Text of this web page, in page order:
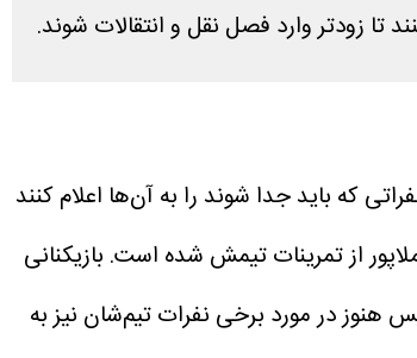
تا زودتر وارد فصل نقل و انتقالات شوند.
که باید جدا شوند را به آن‌ها اعلام کنند
از تمرینات تیمش شده است. بازیکنانی
هنوز در مورد برخی نفرات تیم‌شان نیز به